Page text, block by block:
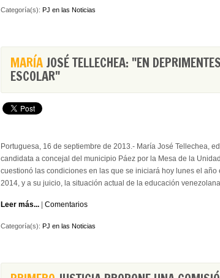
Categoría(s): PJ en las Noticias
MARÍA JOSÉ TELLECHEA: "EN
ESCOLAR"
Portuguesa, 16 de septiembre de 2013.- María José Tellechea,
candidata a concejal del municipio Páez por la Mesa de la
cuestionó las condiciones en las que se iniciará hoy lunes el año
2014, y a su juicio, la situación actual de la educación
Leer más... Comentarios
Categoría(s): PJ en las Noticias